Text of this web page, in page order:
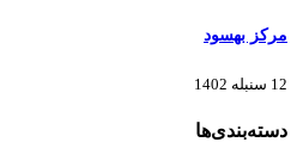
مرکز بهسود
12 سنبله 1402
دسته‌بندی‌ها